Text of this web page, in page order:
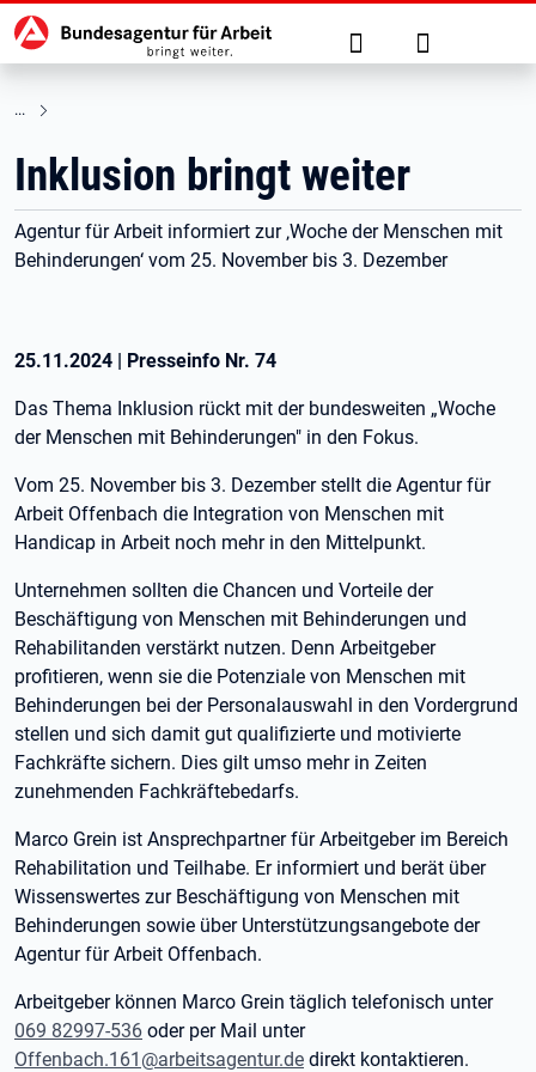
zu den Hauptinhalten springen
Hauptnavigation Suche Anmelden
Inklusion bringt weiter
Agentur für Arbeit informiert zur ‚Woche der Menschen mit
Behinderungen‘ vom 25. November bis 3. Dezember
25.11.2024 | Presseinfo Nr. 74
Das Thema Inklusion rückt mit der bundesweiten „Woche
der Menschen mit Behinderungen" in den Fokus.
Vom 25. November bis 3. Dezember stellt die Agentur für
Arbeit Offenbach die Integration von Menschen mit
Handicap in Arbeit noch mehr in den Mittelpunkt.
Unternehmen sollten die Chancen und Vorteile der
Beschäftigung von Menschen mit Behinderungen und
Rehabilitanden verstärkt nutzen. Denn Arbeitgeber
profitieren, wenn sie die Potenziale von Menschen mit
Behinderungen bei der Personalauswahl in den Vordergrund
stellen und sich damit gut qualifizierte und motivierte
Fachkräfte sichern. Dies gilt umso mehr in Zeiten
zunehmenden Fachkräftebedarfs.
Marco Grein ist Ansprechpartner für Arbeitgeber im Bereich
Rehabilitation und Teilhabe. Er informiert und berät über
Wissenswertes zur Beschäftigung von Menschen mit
Behinderungen sowie über Unterstützungsangebote der
Agentur für Arbeit Offenbach.
Arbeitgeber können Marco Grein täglich telefonisch unter
069 82997-536 oder per Mail unter
Offenbach.161@arbeitsagentur.de direkt kontaktieren.